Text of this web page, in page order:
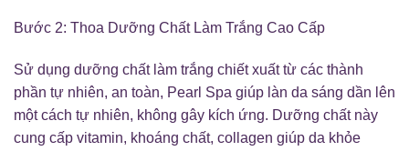
Bước 2: Thoa Dưỡng Chất Làm Trắng Cao Cấp
Sử dụng dưỡng chất làm trắng chiết xuất từ các thành
phần tự nhiên, an toàn, Pearl Spa giúp làn da sáng dần lên
một cách tự nhiên, không gây kích ứng. Dưỡng chất này
cung cấp vitamin, khoáng chất, collagen giúp da khỏe